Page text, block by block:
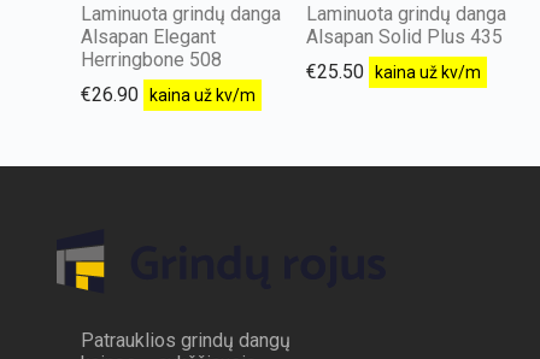
Laminuota grindų danga
Alsapan Elegant
Herringbone 508
€26.90 kaina už kv/m
Laminuota grindų danga
Alsapan Solid Plus 435
€25.50 kaina už kv/m
Patrauklios grindų dangų